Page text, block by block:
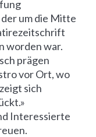
um die Mitte
worden war.
prägen
vor Ort, wo
sich
Interessierte